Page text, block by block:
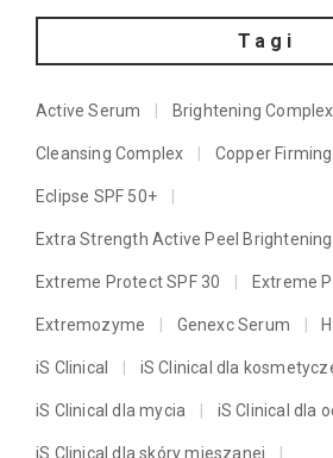
Tagi
Active Serum Brightening Complex
Cleansing Complex Copper
Eclipse SPF 50+
Extra Strength Active Peel
Extreme Protect SPF 30 Extreme
Extremozyme Genexc Serum
iS Clinical iS Clinical dla
iS Clinical dla mycia iS Clinical dla
iS Clinical dla skóry mieszanej